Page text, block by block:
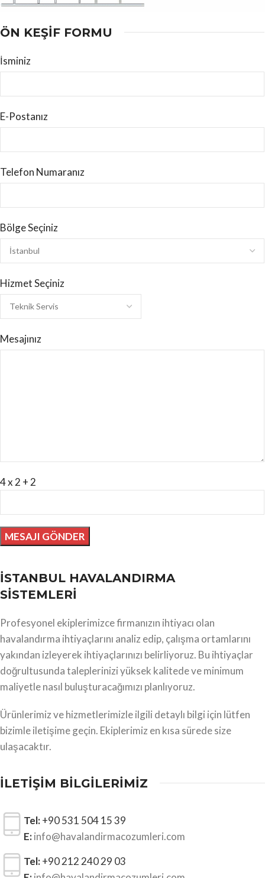
ÖN KEŞİF FORMU
İsminiz
E-Postanız
Telefon Numaranız
Bölge Seçiniz
Hizmet Seçiniz
Mesajınız
4 x 2 + 2
İSTANBUL HAVALANDIRMA
SİSTEMLERİ
Profesyonel ekiplerimizce firmanızın ihtiyacı olan
havalandırma ihtiyaçlarını analiz edip, çalışma ortamlarını
yakından izleyerek ihtiyaçlarınızı belirliyoruz. Bu ihtiyaçlar
doğrultusunda taleplerinizi yüksek kalitede ve minimum
maliyetle nasıl buluşturacağımızı planlıyoruz.
Ürünlerimiz ve hizmetlerimizle ilgili detaylı bilgi için lütfen
bizimle iletişime geçin. Ekiplerimiz en kısa sürede size
ulaşacaktır.
İLETİŞİM BİLGİLERİMİZ
Tel:+90 531 504 15 39
E:info@havalandirmacozumleri.com
Tel:+90 212 240 29 03